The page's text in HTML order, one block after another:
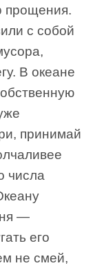
прощения.
с собой
В океане
принимай
числа
—
его
не смей,